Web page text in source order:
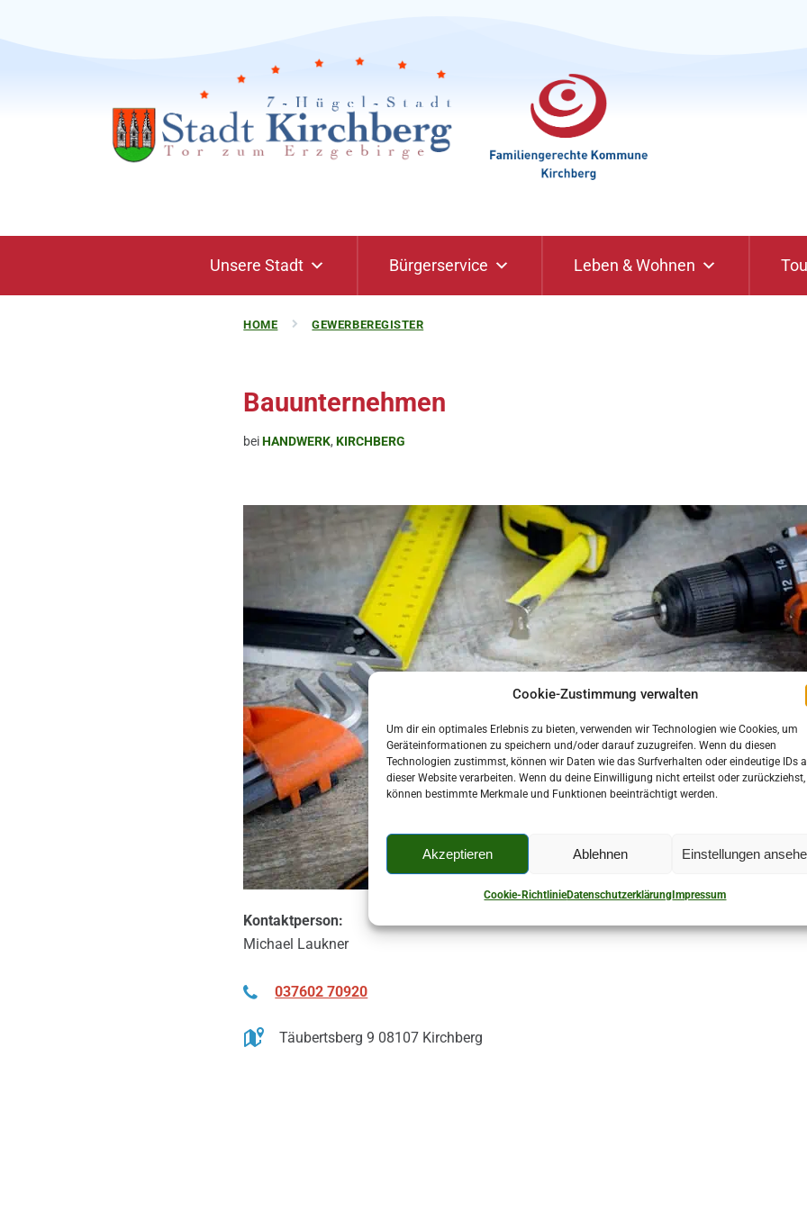
Cookie-Zustimmung verwalten
Um dir ein optimales Erlebnis zu bieten, verwenden wir Technologien wie Cookies, um
Geräteinformationen zu speichern und/oder darauf zuzugreifen. Wenn du diesen
Technologien zustimmst, können wir Daten wie das Surfverhalten oder eindeutige IDs
dieser Website verarbeiten. Wenn du deine Einwilligung nicht erteilst oder zurückziehst,
können bestimmte Merkmale und Funktionen beeinträchtigt werden.
Akzeptieren Ablehnen Einstellungen
Cookie-RichtlinieDatenschutzerklärung Impressum
Unsere Stadt Bürgerservice Leben & Wohnen
HOME GEWERBEREGISTER
Bauunternehmen
beiHANDWERK,KIRCHBERG
Kontaktperson:
Michael Laukner
037602 70920
Täubertsberg 9 08107 Kirchberg